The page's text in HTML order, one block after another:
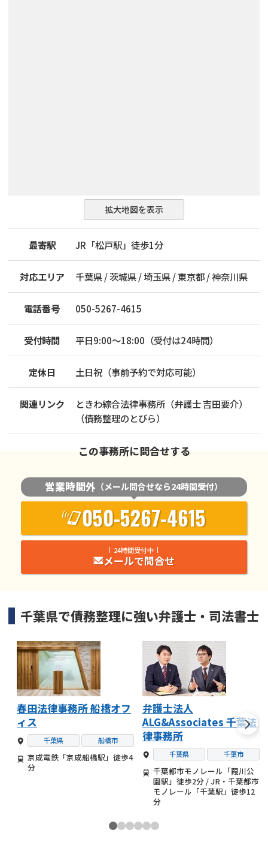
拡大地図を表示
最寄駅 JR「松戸駅」徒歩1分
対応エリア 千葉県 / 茨城県 / 埼玉県 / 東京都 / 神奈川県
電話番号 050-5267-4615
受付時間 平日9:00〜18:00（受付は24時間）
定休日 土日祝（事前予約で対応可能）
関連リンク
ときわ綜合法律事務所（弁護士 吉田要介）
（債務整理のとびら）
この事務所に問合せする
営業時間外 （メール問合せなら24時間受付）
050-5267-4615
24時間受付中
メールで問合せ
千葉県で債務整理に強い弁護士・司法書士
春田法律事務所 船橋オフ
ィス
千葉県 船橋市
京成電鉄「京成船橋駅」徒歩4
分
弁護士法人
ALG&Associates 千葉法
律事務所
千葉県 千葉市
千葉都市モノレール「葭川公
園駅」徒歩2分 / JR・千葉都市
モノレール「千葉駅」徒歩12
分